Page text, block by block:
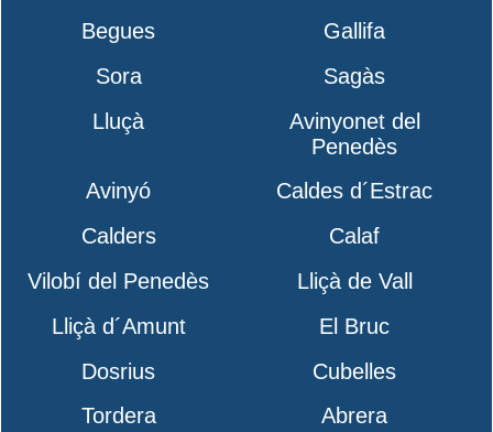
Begues
Gallifa
Sora
Sagàs
Lluçà
Avinyonet del
Penedès
Avinyó
Caldes d´Estrac
Calders
Calaf
Vilobí del Penedès
Lliçà de Vall
Lliçà d´Amunt
El Bruc
Dosrius
Cubelles
Tordera
Abrera